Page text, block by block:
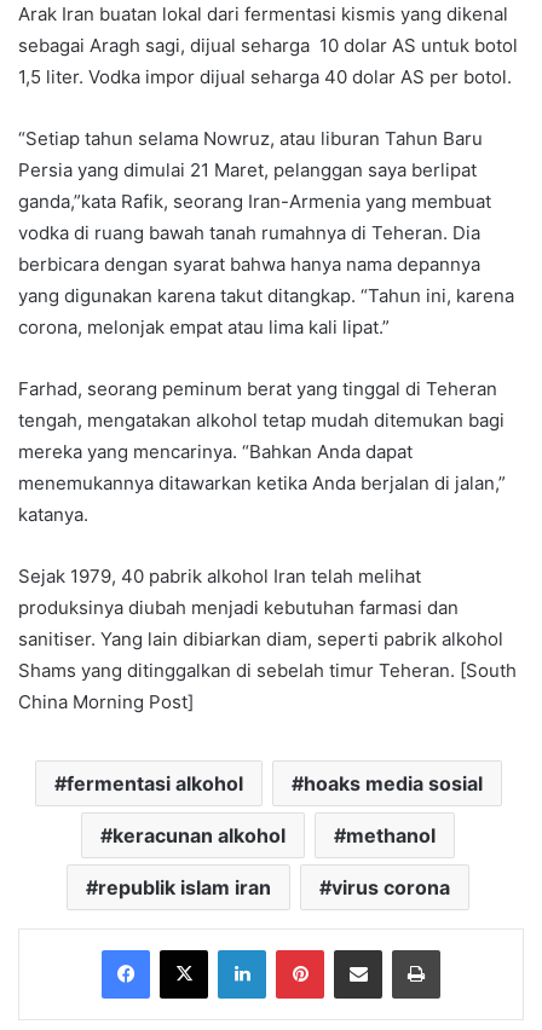
Arak Iran buatan lokal dari fermentasi kismis yang dikenal
sebagai Aragh sagi, dijual seharga 10 dolar AS untuk botol
1,5 liter. Vodka impor dijual seharga 40 dolar AS per botol.
“Setiap tahun selama Nowruz, atau liburan Tahun Baru
Persia yang dimulai 21 Maret, pelanggan saya berlipat
ganda,”kata Rafik, seorang Iran-Armenia yang membuat
vodka di ruang bawah tanah rumahnya di Teheran. Dia
berbicara dengan syarat bahwa hanya nama depannya
yang digunakan karena takut ditangkap. “Tahun ini, karena
corona, melonjak empat atau lima kali lipat.”
Farhad, seorang peminum berat yang tinggal di Teheran
tengah, mengatakan alkohol tetap mudah ditemukan bagi
mereka yang mencarinya. “Bahkan Anda dapat
menemukannya ditawarkan ketika Anda berjalan di jalan,”
katanya.
Sejak 1979, 40 pabrik alkohol Iran telah melihat
produksinya diubah menjadi kebutuhan farmasi dan
sanitiser. Yang lain dibiarkan diam, seperti pabrik alkohol
Shams yang ditinggalkan di sebelah timur Teheran. [South
China Morning Post]
fermentasi alkohol hoaks media sosial
keracunan alkohol methanol
republik islam iran virus corona
Facebook
X LinkedInPinterestShare via Email Print